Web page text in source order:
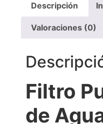
Descripción
Valoraciones (0)
Filtro
de